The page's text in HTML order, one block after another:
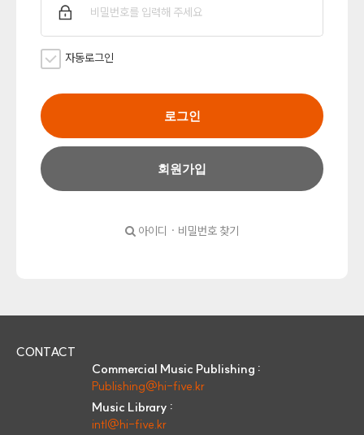
자동로그인
로그인
회원가입
아이디 · 비밀번호 찾기
CONTACT
Commercial Music Publishing :
Publishing@hi-five.kr
Music Library :
intl@hi-five.kr